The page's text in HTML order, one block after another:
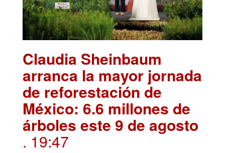
Claudia Sheinbaum
arranca la mayor jornada
de reforestación de
México: 6.6 millones de
árboles este 9 de agosto
. 19:47